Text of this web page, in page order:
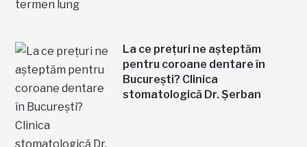
La ce prețuri ne așteptăm
pentru coroane dentare în
București? Clinica
stomatologică Dr. Șerban